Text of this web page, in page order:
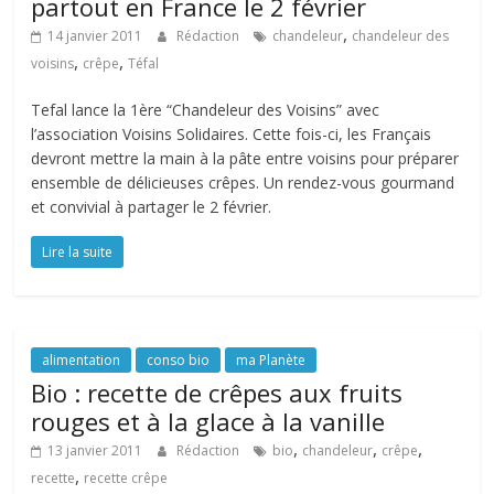
partout en France le 2 février
14 janvier 2011 Rédaction chandeleur, chandeleur des
voisins, crêpe,Téfal
Tefal lance la 1ère “Chandeleur des Voisins” avec
l’association Voisins Solidaires. Cette fois-ci, les Français
devront mettre la main à la pâte entre voisins pour préparer
ensemble de délicieuses crêpes. Un rendez-vous gourmand
et convivial à partager le 2 février.
Lire la suite
alimentation conso bio ma Planète
Bio : recette de crêpes aux fruits
rouges et à la glace à la vanille
13 janvier 2011 Rédaction bio, chandeleur, crêpe,
recette, recette crêpe